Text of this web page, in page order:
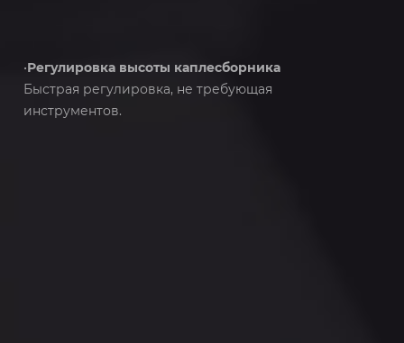
•Регулировка высоты каплесборника
Быстрая регулировка, не требующая
инструментов.